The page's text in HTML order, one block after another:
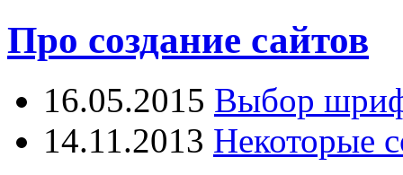
Про создание сайтов
16.05.2015 Выбор
14.11.2013 Некоторые